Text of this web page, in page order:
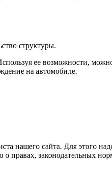
структуры.
ее возможности,
на автомобиле.
нашего сайта. Для этого
законодательных